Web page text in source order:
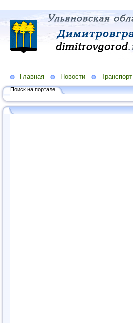
Главная Новости Транспорт
Поиск на портале...